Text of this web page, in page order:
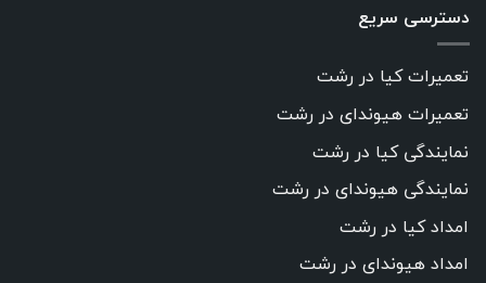
دسترسی سریع
تعمیرات کیا در رشت
تعمیرات هیوندای در رشت
نمایندگی کیا در رشت
نمایندگی هیوندای در رشت
امداد کیا در رشت
امداد هیوندای در رشت